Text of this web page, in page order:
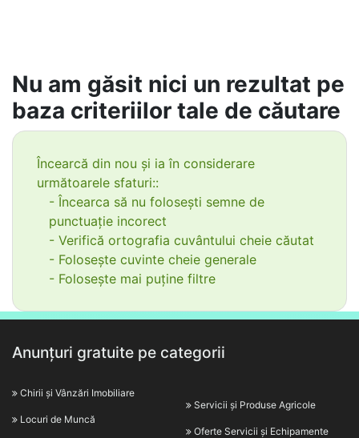
Nu am găsit nici un rezultat pe
baza criteriilor tale de căutare
Încearcă din nou și ia în considerare
următoarele sfaturi::
- Încearca să nu folosești semne de
punctuație incorect
- Verifică ortografia cuvântului cheie căutat
- Folosește cuvinte cheie generale
- Folosește mai puține filtre
Anunțuri gratuite pe categorii
Chirii și Vânzări Imobiliare
Locuri de Muncă
Servicii și Produse Agricole
Oferte Servicii și Echipamente